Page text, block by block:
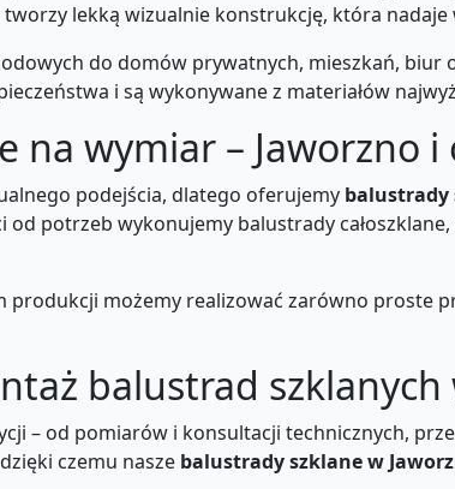
lekką wizualnie konstrukcję, która
do domów prywatnych, mieszkań,
i są wykonywane z materiałów
na wymiar – Jaworzno i
podejścia, dlatego oferujemy balustrady
od potrzeb wykonujemy balustrady
produkcji możemy realizować zarówno proste
balustrad szklanych
– od pomiarów i konsultacji technicznych,
czemu nasze balustrady szklane w